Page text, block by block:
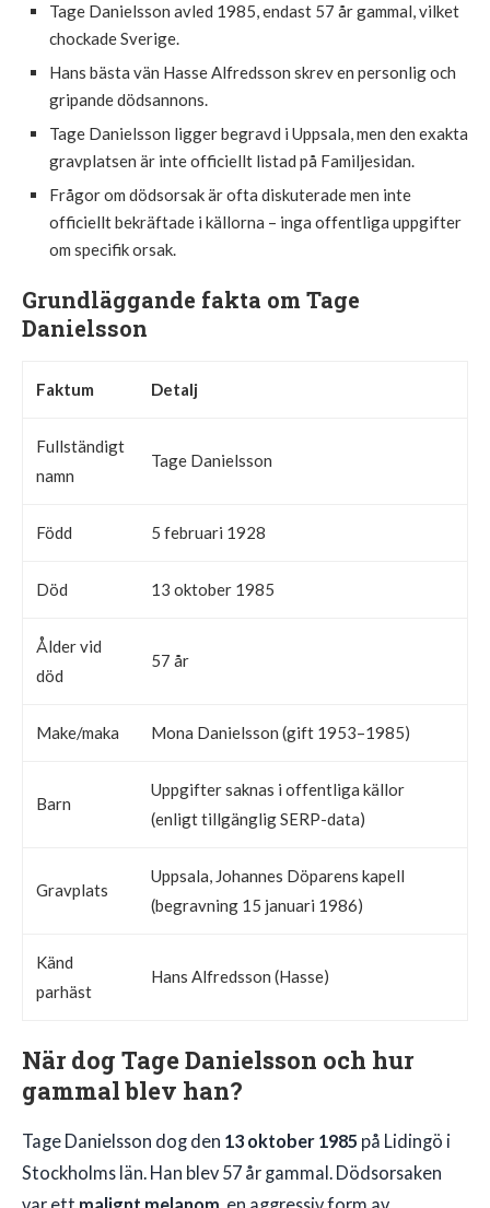
Tage Danielsson avled 1985, endast 57 år gammal, vilket
chockade Sverige.
Hans bästa vän Hasse Alfredsson skrev en personlig och
gripande dödsannons.
Tage Danielsson ligger begravd i Uppsala, men den exakta
gravplatsen är inte officiellt listad på Familjesidan.
Frågor om dödsorsak är ofta diskuterade men inte
officiellt bekräftade i källorna – inga offentliga uppgifter
om specifik orsak.
Grundläggande fakta om Tage
Danielsson
Faktum Detalj
Fullständigt
namn
Tage Danielsson
Född 5 februari 1928
Död 13 oktober 1985
Ålder vid
död
57 år
Make/maka Mona Danielsson (gift 1953–1985)
Barn
Uppgifter saknas i offentliga källor
(enligt tillgänglig SERP-data)
Gravplats
Uppsala, Johannes Döparens kapell
(begravning 15 januari 1986)
Känd
parhäst
Hans Alfredsson (Hasse)
När dog Tage Danielsson och hur
gammal blev han?
Tage Danielsson dog den 13 oktober 1985 på Lidingö i
Stockholms län. Han blev 57 år gammal. Dödsorsaken